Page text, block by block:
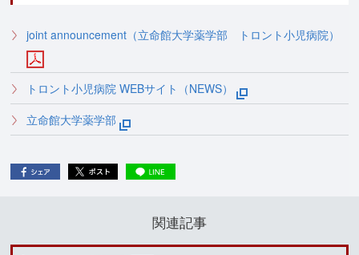
joint announcement（立命館大学薬学部 トロント小児病院）
トロント小児病院 WEBサイト（NEWS）
立命館大学薬学部
関連記事